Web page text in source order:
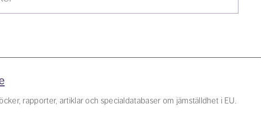
rapporter, artiklar och specialdatabaser om jämställdhet i EU.